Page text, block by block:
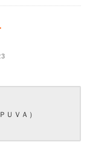
ＵＶＡ）